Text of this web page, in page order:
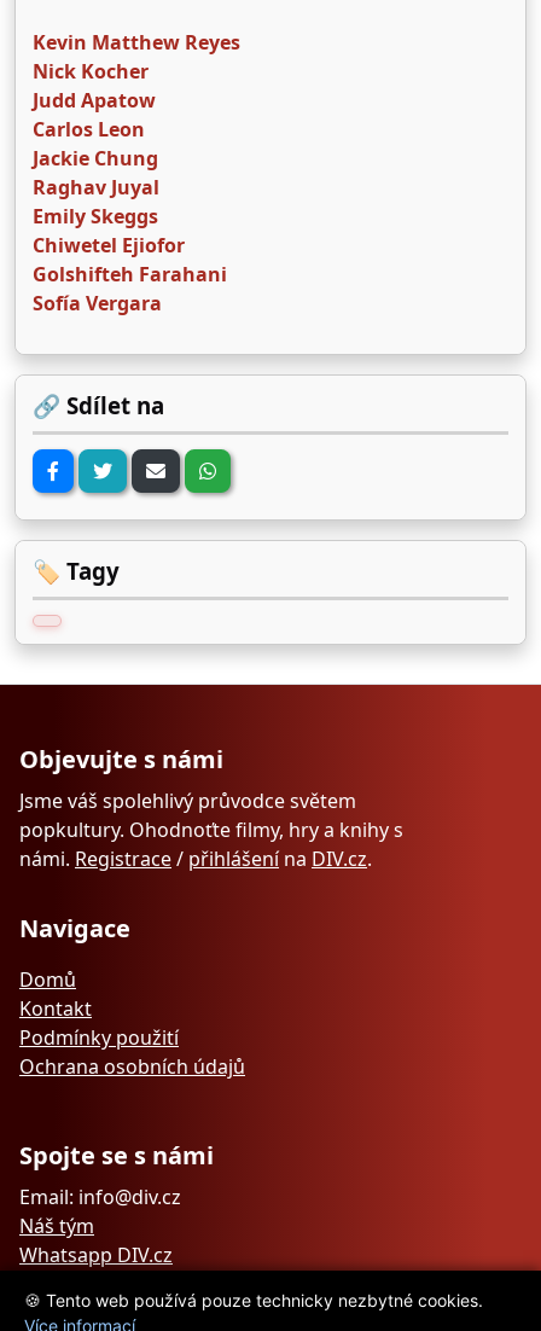
Kevin Matthew Reyes
Nick Kocher
Judd Apatow
Carlos Leon
Jackie Chung
Raghav Juyal
Emily Skeggs
Chiwetel Ejiofor
Golshifteh Farahani
Sofía Vergara
🔗 Sdílet na
🏷️ Tagy
Objevujte s námi
Jsme váš spolehlivý průvodce světem
popkultury. Ohodnoťte filmy, hry a knihy s
námi. Registrace/ přihlášenína DIV.cz.
Navigace
Domů
Kontakt
Podmínky použití
Ochrana osobních údajů
Spojte se s námi
Email: info@div.cz
Náš tým
Whatsapp DIV.cz
🍪 Tento web používá pouze technicky nezbytné cookies.
Více informací